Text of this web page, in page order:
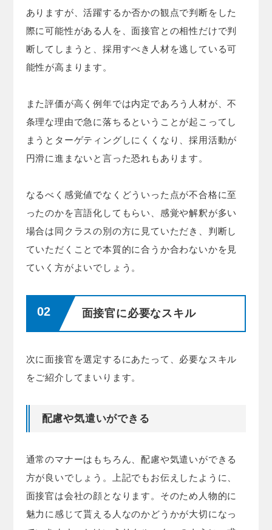
ありますが、活躍するか否かの観点で判断をした
際に可能性がある人を、面接官との相性だけで判
断してしまうと、採用すべき人材を逃している可
能性が高まります。
また評価が高く例年では内定であろう人材が、不
条理な理由で急に落ちるということが起こってし
まうとターゲティングしにくくなり、採用活動が
円滑に進まないと言った恐れもあります。
なるべく感覚値でなくどういった点が不合格に至
ったのかを言語化してもらい、感覚や解釈が多い
場合は同クラスの別の方に見ていただき、判断し
ていただくことで本質的に合うか合わないかを見
ていく方がよいでしょう。
面接官に必要なスキル
次に面接官を選定するにあたって、必要なスキル
をご紹介してまいります。
配慮や気遣いができる
通常のマナーはもちろん、配慮や気遣いができる
方が良いでしょう。上記でもお伝えしたように、
面接官は会社の顔となります。そのため人物的に
魅力に感じて貰える人なのかどうかが大切になっ